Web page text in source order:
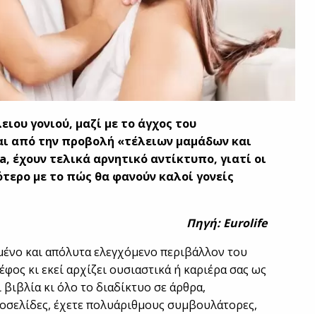
γονιού, μαζί με το άγχος του
από την προβολή «τέλειων μαμάδων και
τελικά αρνητικό αντίκτυπο, γιατί οι
με το πώς θα φανούν καλοί γονείς
Πηγή: Eurolife
και απόλυτα ελεγχόμενο περιβάλλον του
κι εκεί αρχίζει ουσιαστικά ή καριέρα σας ως
κι όλο το διαδίκτυο σε άρθρα,
έχετε πολυάριθμους συμβουλάτορες,